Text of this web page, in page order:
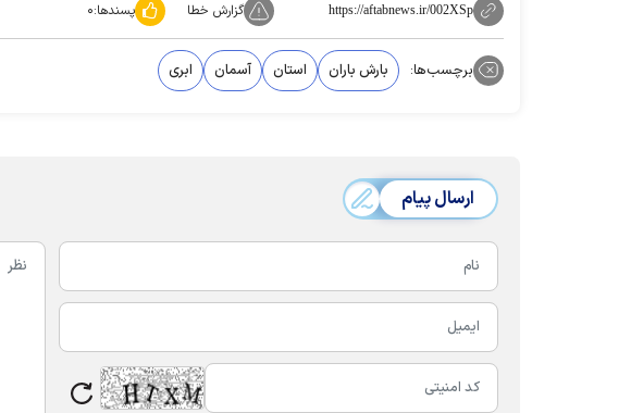
https://aftabnews.ir/002XSp گزارش خطا پسندها:۰
برچسب‌ها: بارش باران استان آسمان ابری
ارسال پیام